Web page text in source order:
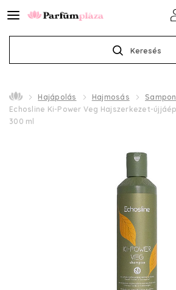
Keresés
Hajápolás Hajmosás
Echosline Ki-Power Veg Hajszerkezet-
300 ml